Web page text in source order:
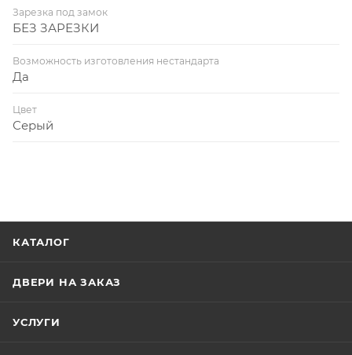
Зарезка под замок
БЕЗ ЗАРЕЗКИ
Возможность изготовления нестандарта
Да
Цвет
Серый
КАТАЛОГ
ДВЕРИ НА ЗАКАЗ
УСЛУГИ